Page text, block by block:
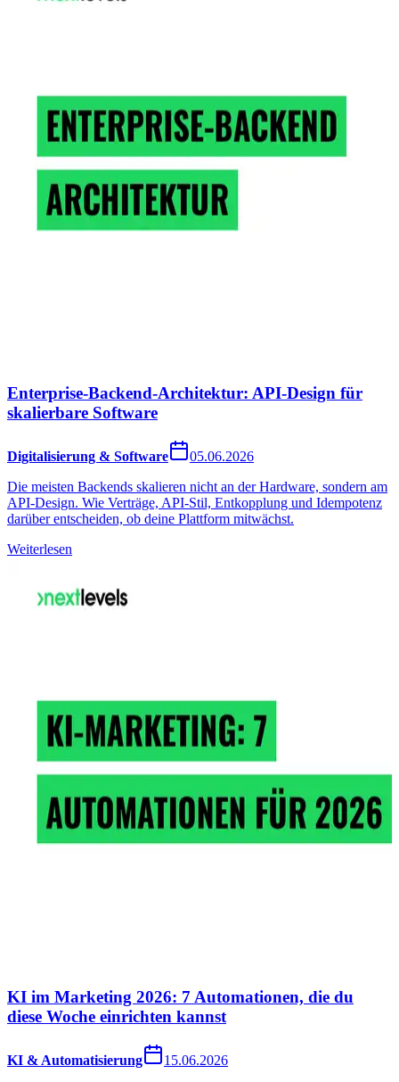
Enterprise-Backend-Architektur: API-Design für
skalierbare Software
Digitalisierung & Software
05.06.2026
Die meisten Backends skalieren nicht an der Hardware, sondern am
API-Design. Wie Verträge, API-Stil, Entkopplung und Idempotenz
darüber entscheiden, ob deine Plattform mitwächst.
Weiterlesen
KI im Marketing 2026: 7 Automationen, die du
diese Woche einrichten kannst
KI & Automatisierung
15.06.2026